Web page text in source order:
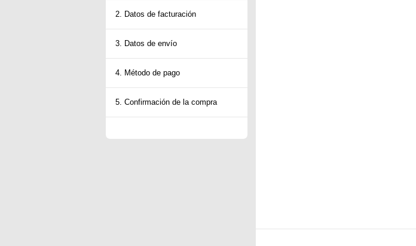
2. Datos de facturación
3. Datos de envío
4. Método de pago
5. Confirmación de la compra